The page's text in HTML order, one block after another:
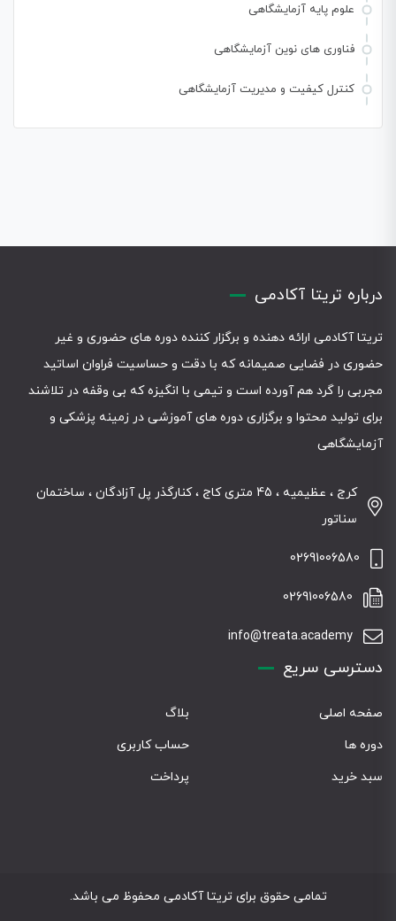
علوم پایه آزمایشگاهی
فناوری های نوین آزمایشگاهی
کنترل کیفیت و مدیریت آزمایشگاهی
درباره تریتا آکادمی
تریتا آکادمی ارائه دهنده و برگزار کننده دوره های حضوری و غیر
حضوری در فضایی صمیمانه که با دقت و حساسیت فراوان اساتید
مجربی را گرد هم آورده است و تیمی با انگیزه که بی وقفه در تلاشند
برای تولید محتوا و برگزاری دوره های آموزشی در زمینه پزشکی و
آزمایشگاهی
کرج ، عظیمیه ، 45 متری کاج ، کنارگذر پل آزادگان ، ساختمان
سناتور
02691006580
02691006580
info@treata.academy
دسترسی سریع
صفحه اصلی
بلاگ
دوره ها
حساب کاربری
سبد خرید
پرداخت
تمامی حقوق برای تریتا آکادمی محفوظ می باشد.